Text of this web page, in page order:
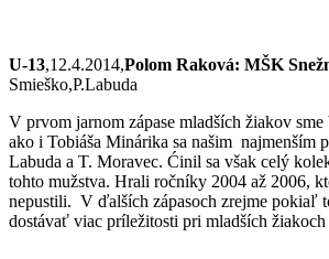
U-13,12.4.2014,Polom Raková: MŠK
Smieško,P.Labuda
V prvom jarnom zápase mladších žiakov
ako i Tobiáša Minárika sa našim najmenším
Labuda a T. Moravec. Ćinil sa však celý
tohto mužstva. Hrali ročníky 2004 až 2006,
nepustili. V ďalších zápasoch zrejme pokiaľ
dostávať viac príležitosti pri mladších